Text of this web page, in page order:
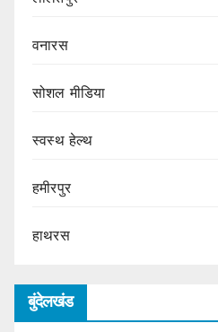
वनारस
सोशल मीडिया
स्वस्थ हेल्थ
हमीरपुर
हाथरस
बुंदेलखंड